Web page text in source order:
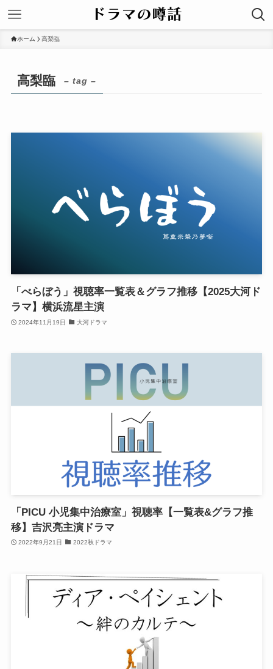
ホーム 高梨臨
高梨臨 – tag –
「べらぼう」視聴率一覧表＆グラフ推移【2025大河ド
ラマ】横浜流星主演
2024年11月19日 大河ドラマ
「PICU 小児集中治療室」視聴率【一覧表&グラフ推
移】吉沢亮主演ドラマ
2022年9月21日 2022秋ドラマ